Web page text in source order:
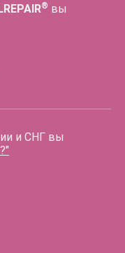
® вы
и СНГ вы